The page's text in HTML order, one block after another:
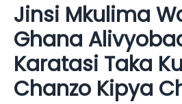
Jinsi Mkulima
Ghana
Karatasi Taka
Chanzo Kipya